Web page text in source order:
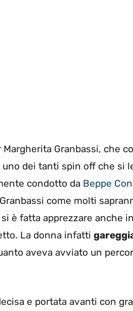
Granbassi, che
dei tanti spin off che si
condotto da Beppe
come molti
è fatta apprezzare anche
La donna infatti
aveva avviato un
e portata avanti con